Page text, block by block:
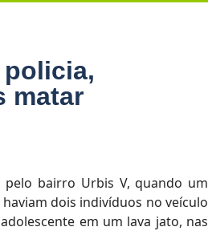
policia,
matar
pelo bairro Urbis V, quando um
dois indivíduos no veículo
em um lava jato, nas